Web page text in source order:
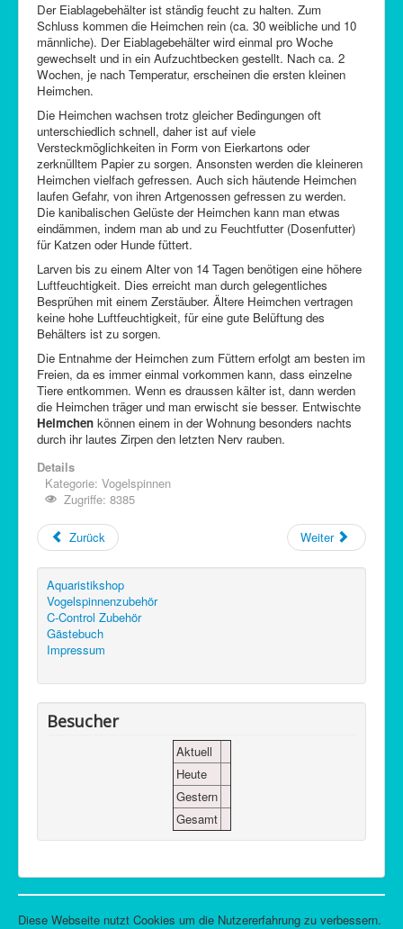
Der Eiablagebehälter ist ständig feucht zu halten. Zum
Schluss kommen die Heimchen rein (ca. 30 weibliche und 10
männliche). Der Eiablagebehälter wird einmal pro Woche
gewechselt und in ein Aufzuchtbecken gestellt. Nach ca. 2
Wochen, je nach Temperatur, erscheinen die ersten kleinen
Heimchen.
Die Heimchen wachsen trotz gleicher Bedingungen oft
unterschiedlich schnell, daher ist auf viele
Versteckmöglichkeiten in Form von Eierkartons oder
zerknülltem Papier zu sorgen. Ansonsten werden die kleineren
Heimchen vielfach gefressen. Auch sich häutende Heimchen
laufen Gefahr, von ihren Artgenossen gefressen zu werden.
Die kanibalischen Gelüste der Heimchen kann man etwas
eindämmen, indem man ab und zu Feuchtfutter (Dosenfutter)
für Katzen oder Hunde füttert.
Larven bis zu einem Alter von 14 Tagen benötigen eine höhere
Luftfeuchtigkeit. Dies erreicht man durch gelegentliches
Besprühen mit einem Zerstäuber. Ältere Heimchen vertragen
keine hohe Luftfeuchtigkeit, für eine gute Belüftung des
Behälters ist zu sorgen.
Die Entnahme der Heimchen zum Füttern erfolgt am besten im
Freien, da es immer einmal vorkommen kann, dass einzelne
Tiere entkommen. Wenn es draussen kälter ist, dann werden
die Heimchen träger und man erwischt sie besser. Entwischte
Heimchen können einem in der Wohnung besonders nachts
durch ihr lautes Zirpen den letzten Nerv rauben.
Details
Kategorie: Vogelspinnen
Zugriffe: 8385
Zurück Weiter
Aquaristikshop
Vogelspinnenzubehör
C-Control Zubehör
Gästebuch
Impressum
Besucher
Aktuell
Heute
Gestern
Gesamt
Diese Webseite nutzt Cookies um die Nutzererfahrung zu verbessern.